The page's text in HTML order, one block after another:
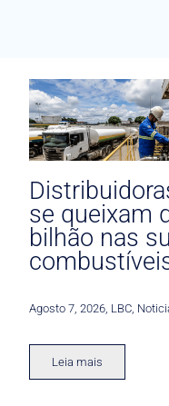
se queixam
bilhão nas
Agosto 7, 2026 LBC
Leia mais